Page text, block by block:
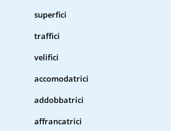
superfici
traffici
velifici
accomodatrici
addobbatrici
affrancatrici